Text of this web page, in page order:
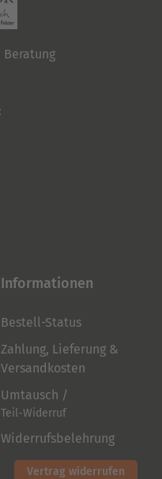
Beratung
Informationen
Bestell-Status
Zahlung, Lieferung &
Versandkosten
Umtausch /
Teil-Widerruf
Widerrufsbelehrung
Vertrag widerrufen